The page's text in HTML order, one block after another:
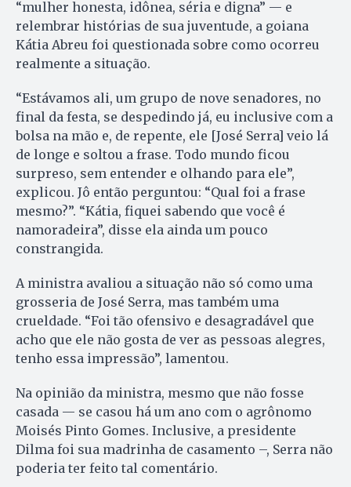
“mulher honesta, idônea, séria e digna” — e
relembrar histórias de sua juventude, a goiana
Kátia Abreu foi questionada sobre como ocorreu
realmente a situação.
“Estávamos ali, um grupo de nove senadores, no
final da festa, se despedindo já, eu inclusive com a
bolsa na mão e, de repente, ele [José Serra] veio lá
de longe e soltou a frase. Todo mundo ficou
surpreso, sem entender e olhando para ele”,
explicou. Jô então perguntou: “Qual foi a frase
mesmo?”. “Kátia, fiquei sabendo que você é
namoradeira”, disse ela ainda um pouco
constrangida.
A ministra avaliou a situação não só como uma
grosseria de José Serra, mas também uma
crueldade. “Foi tão ofensivo e desagradável que
acho que ele não gosta de ver as pessoas alegres,
tenho essa impressão”, lamentou.
Na opinião da ministra, mesmo que não fosse
casada — se casou há um ano com o agrônomo
Moisés Pinto Gomes. Inclusive, a presidente
Dilma foi sua madrinha de casamento –, Serra não
poderia ter feito tal comentário.